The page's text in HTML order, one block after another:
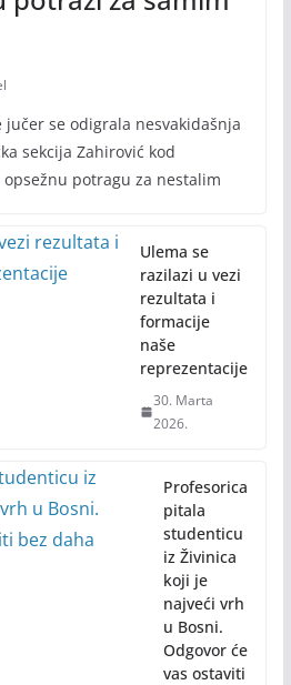
se odigrala nesvakidašnja
sekcija Zahirović kod
potragu za nestalim
Ulema se
razilazi u vezi
rezultata i
formacije
naše
reprezentacije
30. Marta
2026.
Profesorica
pitala
studenticu
iz Živinica
koji je
najveći vrh
u Bosni.
Odgovor će
vas ostaviti